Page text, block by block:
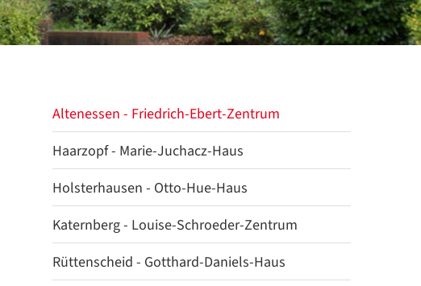
Altenessen - Friedrich-Ebert-Zentrum
Haarzopf - Marie-Juchacz-Haus
Holsterhausen - Otto-Hue-Haus
Katernberg - Louise-Schroeder-Zentrum
Rüttenscheid - Gotthard-Daniels-Haus